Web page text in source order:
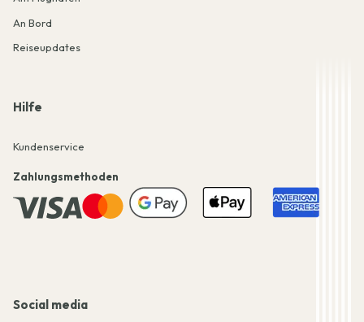
An Bord
Reiseupdates
Hilfe
Kundenservice
Zahlungsmethoden
Social media